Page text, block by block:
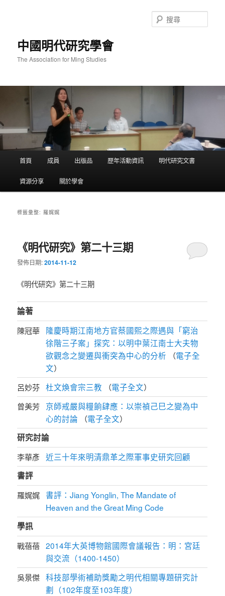
中國明代研究學會
The Association for Ming Studies
尋
首頁 成員 出版品 歷年活動資訊 明代研究文書
資源分享 關於學會
標籤彙整: 羅娓娓
《明代研究》第二十三期
發佈日期:2014-11-12
《明代研究》第二十三期
論著
陳冠華
隆慶時期江南地方官蔡國熙之際遇與「窮治
徐階三子案」探究：以明中葉江南士大夫物
欲觀念之變遷與衝突為中心的分析 （電子全
文）
呂妙芬 杜文煥會宗三教 （電子全文）
曾美芳
京師戒嚴與糧餉肆應：以崇禎己巳之變為中
心的討論 （電子全文）
研究討論
李華彥 近三十年來明清鼎革之際軍事史研究回顧
書評
羅娓娓 書評：Jiang Yonglin, The Mandate of
Heaven and the Great Ming Code
學訊
戰蓓蓓 2014年大英博物館國際會議報告：明：宮廷
與交流（1400-1450）
吳景傑 科技部學術補助獎勵之明代相關專題研究計
劃（102年度至103年度）